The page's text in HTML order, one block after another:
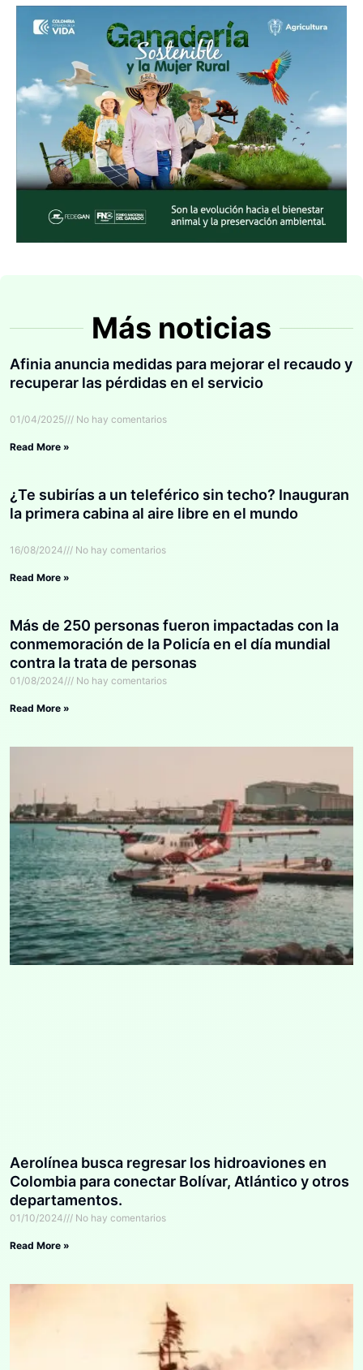
Más noticias
Afinia anuncia medidas para mejorar el recaudo y
recuperar las pérdidas en el servicio
01/04/2025 No hay comentarios
Read More »
¿Te subirías a un teleférico sin techo? Inauguran
la primera cabina al aire libre en el mundo
16/08/2024 No hay comentarios
Read More »
Más de 250 personas fueron impactadas con la
conmemoración de la Policía en el día mundial
contra la trata de personas
01/08/2024 No hay comentarios
Read More »
Aerolínea busca regresar los hidroaviones en
Colombia para conectar Bolívar, Atlántico y otros
departamentos.
01/10/2024 No hay comentarios
Read More »